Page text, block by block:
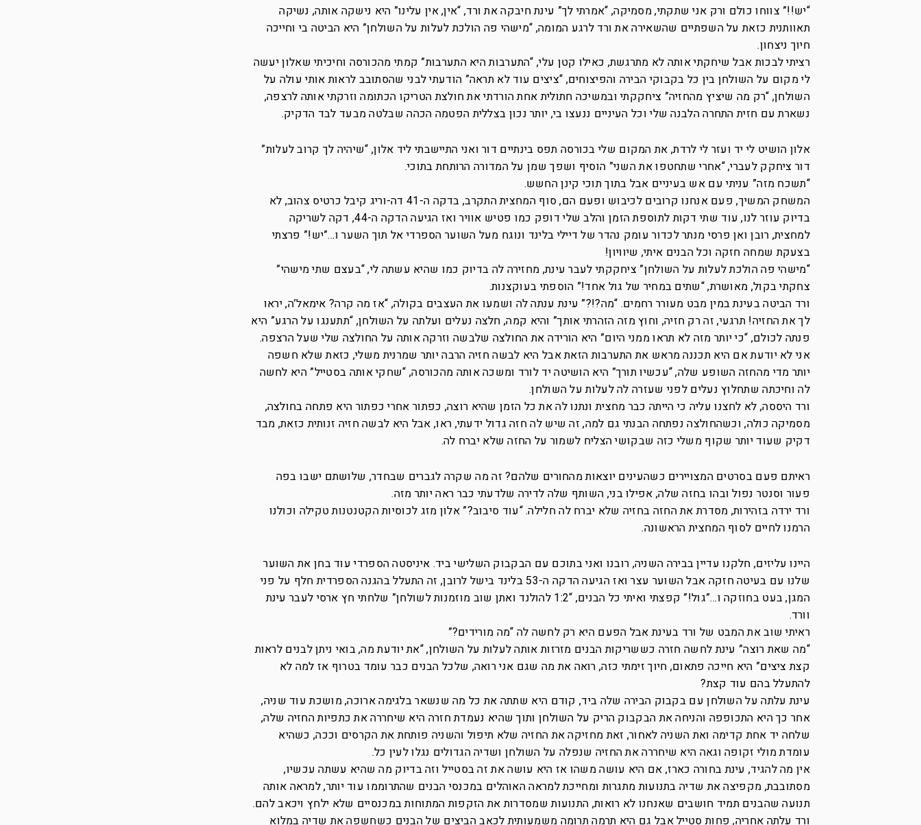
“יש!!” צווחו כולם ורק אני שתקתי, מסמיקה, “אמרתי לך” עינת חיבקה את ורד, “אין, אין עלינו” היא נישקה אותה, נשיקה
תאוותנית כזאת על השפתיים שהשאירה את ורד לרגע המומה, “מישהי פה הולכת לעלות על השולחן” היא הביטה בי וחייכה
חיוך ניצחון.
רציתי לבכות אבל שיחקתי אותה לא מתרגשת, כאילו קטן עלי, “התערבות היא התערבות” קמתי מהכורסה וחיכיתי שאלון יעשה
לי מקום על השולחן בין כל בקבוקי הבירה והפיצוחים, “ציצים עוד לא תראה” הודעתי לבני שהסתובב לראות אותי עולה על
השולחן, “רק מה שיציץ מהחזיה” ציחקקתי ובמשיכה חתולית אחת הורדתי את חולצת הטריקו הכתומה וזרקתי אותה לרצפה,
נשארת עם חזית התחרה הלבנה שלי וכל העיניים ננעצו בי, יותר נכון בצללית הפטמה הכהה שבלטה מבעד לבד הדקיק.
אלון הושיט לי יד ועזר לי לרדת, את המקום שלי בכורסה תפס בינתיים דור ואני התיישבתי ליד אלון, “שיהיה לך קרוב לעלות”
דור ציחקק לעברי, “אחרי שתחטפו את השני” הוסיף ושפך שמן על המדורה הרותחת בתוכי.
“תשכח מזה” עניתי עם אש בעיניים אבל בתוך תוכי קינן החשש.
המשחק המשיך, פעם אנחנו קרובים לכיבוש ופעם הם, סוף המחצית התקרב, בדקה ה-41 דה-וריג קיבל כרטיס צהוב, לא
בדיוק עוזר לנו, עוד שתי דקות לתוספת הזמן והלב שלי דופק כמו פטיש אוויר ואז הגיעה הדקה ה-44, דקה לשריקה
למחצית, רובן ואן פרסי מנתר לכדור עומק נהדר של דיילי בלינד ונוגח מעל השוער הספרדי אל תוך השער ו…”יש!” פרצתי
בצעקת שמחה חזקה וכל הבנים איתי, שיוויון!
“מישהי פה הולכת לעלות על השולחן” ציחקקתי לעבר עינת, מחזירה לה בדיוק כמו שהיא עשתה לי, “בעצם שתי מישהי”
צחקתי בקול, מאושרת, “שתים במחיר של גול אחד!” הוספתי בעוקצנות.
ורד הביטה בעינת במין מבט מעורר רחמים. “מה?!?” עינת ענתה לה ושמעו את העצבים בקולה, “אז מה קרה? אימאל’ה, יראו
לך את החזיה! תרגעי, זה רק חזיה, וחוץ מזה הזהרתי אותך” והיא קמה, חלצה נעלים ועלתה על השולחן, “תתענגו על הרגע” היא
פנתה לכולם, “כי יותר מזה לא תראו ממני היום” היא הורידה את החולצה שלבשה וזרקה אותה על החולצה שלי שעל הרצפה.
אני לא יודעת אם היא תכננה מראש את התערבות הזאת אבל היא לבשה חזיה הרבה יותר שמרנית משלי, כזאת שלא חשפה
יותר מדי מהחזה השופע שלה, “עכשיו תורך” היא הושיטה יד לורד ומשכה אותה מהכורסה, “שחקי אותה בסטייל” היא לחשה
לה וחיכתה שתחלוץ נעלים לפני שעזרה לה לעלות על השולחן.
ורד היססה, לא לחצנו עליה כי הייתה כבר מחצית ונתנו לה את כל הזמן שהיא רוצה, כפתור אחרי כפתור היא פתחה בחולצה,
מסמיקה כולה, וכשהחולצה נפתחה הבנתי גם למה, זה שיש לה חזה גדול ידעתי, ראו, אבל היא לבשה חזיה זנותית כזאת, מבד
דקיק שעוד יותר שקוף משלי כזה שבקושי הצליח לשמור על החזה שלא יברח לה.
ראיתם פעם בסרטים המצויירים כשהעינים יוצאות מהחורים שלהם? זה מה שקרה לגברים שבחדר, שלושתם ישבו בפה
פעור וסנטר נפול ובהו בחזה שלה, אפילו בני, השותף שלה לדירה שלדעתי כבר ראה יותר מזה.
ורד ירדה בזהירות, מסדרת את החזה בחזיה שלא יברח לה חלילה. “עוד סיבוב?” אלון מזג לכוסיות הקטנטנות טקילה וכולנו
הרמנו לחיים לסוף המחצית הראשונה.
היינו עליזים, חלקנו עדיין בבירה השניה, רובנו ואני בתוכם עם הבקבוק השלישי ביד. איניסטה הספרדי עוד בחן את השוער
שלנו עם בעיטה חזקה אבל השוער עצר ואז הגיעה הדקה ה-53 בלינד בישל לרובן, זה התעלל בהגנה הספרדית חלף על פני
המגן, בעט בחוזקה ו…”גול!” קפצתי ואיתי כל הבנים, “1:2 להולנד ואתן שוב מוזמנות לשולחן” שלחתי חץ ארסי לעבר עינת
וורד.
ראיתי שוב את המבט של ורד בעינת אבל הפעם היא רק לחשה לה “מה מורידים?”
“מה שאת רוצה” עינת לחשה חזרה כששריקות הבנים מזרזות אותה לעלות על השולחן, “את יודעת מה, בואי ניתן לבנים לראות
קצת ציצים” היא חייכה פתאום, חיוך זימתי כזה, רואה את מה שגם אני רואה, שלכל הבנים כבר עומד בטרוף אז למה לא
להתעלל בהם עוד קצת?
עינת עלתה על השולחן עם בקבוק הבירה שלה ביד, קודם היא שתתה את כל מה שנשאר בלגימה ארוכה, מושכת עוד שניה,
אחר כך היא התכופפה והניחה את הבקבוק הריק על השולחן ותוך שהיא נעמדת חזרה היא שיחררה את כתפיות החזיה שלה,
שלחה יד אחת קדימה ואת השניה לאחור, זאת מחזיקה את החזיה שלא תיפול והשניה פותחת את הקרסים וככה, כשהיא
עומדת מולי זקופה וגאה היא שיחררה את החזיה שנפלה על השולחן ושדיה הגדולים נגלו לעין כל.
אין מה להגיד, עינת בחורה כארז, אם היא עושה משהו אז היא עושה את זה בסטייל וזה בדיוק מה שהיא עשתה עכשיו,
מסתובבת, מקפיצה את שדיה בתנועות מתגרות ומחייכת למראה האוהלים במכנסי הבנים שהתרוממו עוד יותר, למראה אותה
תנועה שהבנים תמיד חושבים שאנחנו לא רואות, התנועות שמסדרות את הזקפות המתוחות במכנסיים שלא ילחץ ויכאב להם.
ורד עלתה אחריה, פחות סטייל אבל גם היא תרמה תרומה משמעותית לכאב הביצים של הבנים כשחשפה את שדיה במלוא